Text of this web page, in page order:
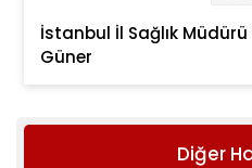
İstanbul İl Sağlık
Güner
Diğer